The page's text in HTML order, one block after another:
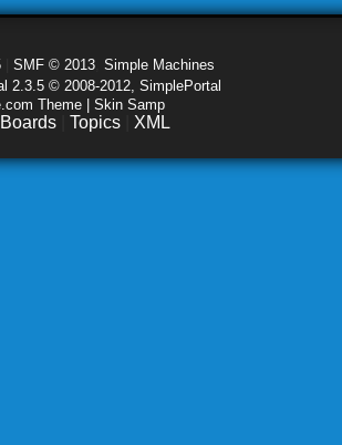
SMF © 2013 Simple Machines
2.3.5 © 2008-2012, SimplePortal
Theme | Skin Samp
Boards Topics XML